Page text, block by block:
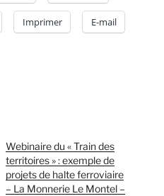
Imprimer E-mail
Webinaire du « Train des
territoires » : exemple de
projets de halte ferroviaire
– La Monnerie Le Montel –